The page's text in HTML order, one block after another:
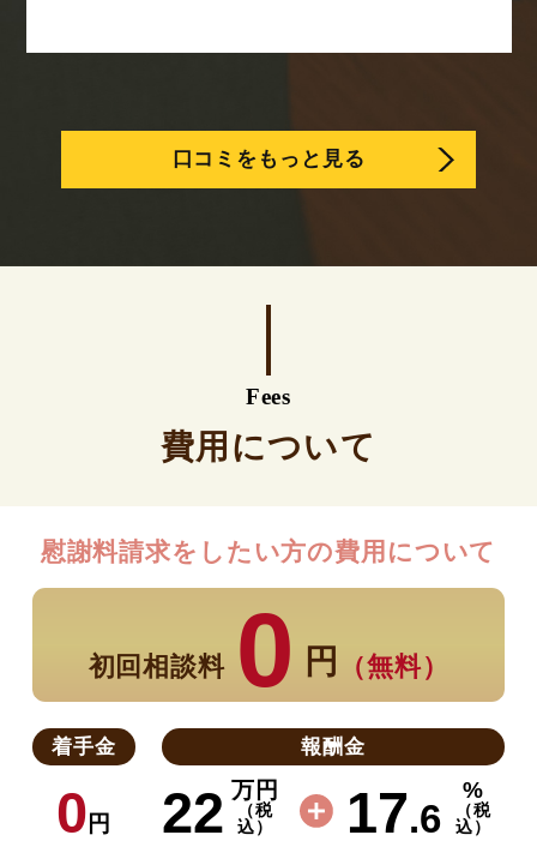
口コミをもっと見る
Fees
費用について
慰謝料請求をしたい方の費用について
初回相談料 0 円 （無料）
着手金
0円
報酬金
22 万円
（税
込）
17.6
%
（税
込）